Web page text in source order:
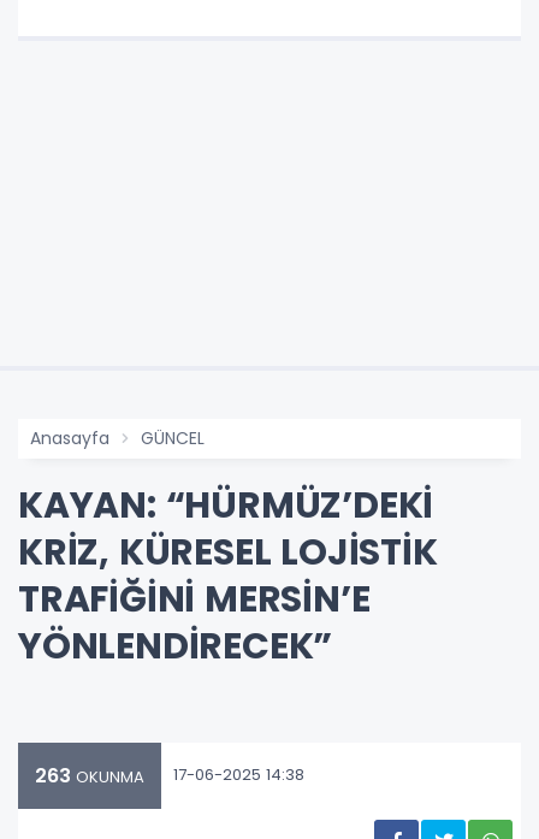
Anasayfa GÜNCEL
KAYAN: “HÜRMÜZ’DEKİ
KRİZ, KÜRESEL LOJİSTİK
TRAFİĞİNİ MERSİN’E
YÖNLENDİRECEK”
263 OKUNMA 17-06-2025 14:38